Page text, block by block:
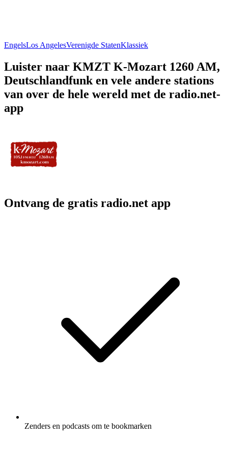
EngelsLos AngelesVerenigde StatenKlassiek
Luister naar KMZT K-Mozart 1260 AM,
Deutschlandfunk en vele andere stations
van over de hele wereld met de radio.net-
app
Ontvang de gratis radio.net app
Zenders en podcasts om te bookmarken